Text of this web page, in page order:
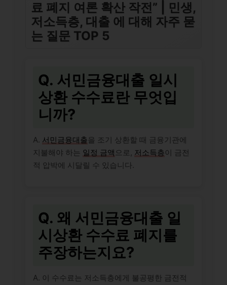
료 폐지 여론 확산 작전” | 민생,
저소득층, 대출 에 대해 자주 묻
는 질문 TOP 5
Q. 서민금융대출 일시
상환 수수료란 무엇입
니까?
A. 서민금융대출을 조기 상환할 때 금융기관에
지불해야 하는 일정 금액 으로, 저소득층이 금전
적 압박에 시달릴 수 있습니다.
Q. 왜 서민금융대출 일
시상환 수수료 폐지를
주장하는지요?
A. 이 수수료는 저소득층에게 불공평한 금전적